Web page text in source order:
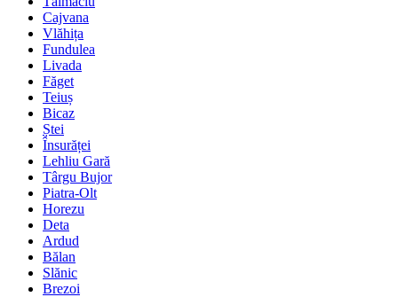
Cajvana
Vlăhița
Fundulea
Livada
Făget
Teiuș
Bicaz
Ștei
Însurăței
Lehliu Gară
Târgu Bujor
Piatra-Olt
Horezu
Deta
Ardud
Bălan
Slănic
Brezoi